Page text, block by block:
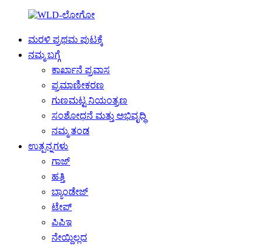
ಮರಳಿ ಪ್ರಥಮ ಪುಟಕ್ಕೆ
ನಮ್ಮ ಬಗ್ಗೆ
ಕಾರ್ಖಾನೆ ಪ್ರವಾಸ
ಪ್ರಮಾಣೀಕರಣ
ಗುಣಮಟ್ಟ ನಿಯಂತ್ರಣ
ಸಂಶೋಧನೆ ಮತ್ತು ಅಭಿವೃದ್ಧಿ
ನಮ್ಮ ತಂಡ
ಉತ್ಪನ್ನಗಳು
ಗಾಜ್
ಹತ್ತಿ
ಬ್ಯಾಂಡೇಜ್
ಟೇಪ್
ಪಿಪಿಇ
ನೇಯ್ದಿಲ್ಲದ